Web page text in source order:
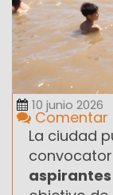
10 junio 2026
Comentar
La ciudad